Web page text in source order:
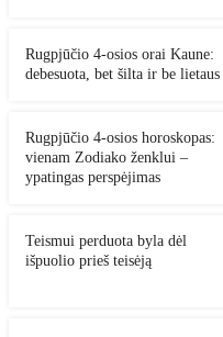
Rugpjūčio 4-osios orai Kaune:
debesuota, bet šilta ir be lietaus
Rugpjūčio 4-osios horoskopas:
vienam Zodiako ženklui –
ypatingas perspėjimas
Teismui perduota byla dėl
išpuolio prieš teisėją